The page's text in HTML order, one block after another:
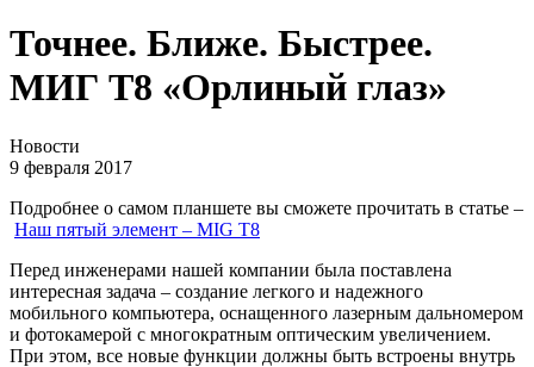
Точнее. Ближе. Быстрее.
МИГ Т8 «Орлиный глаз»
Новости
9 февраля 2017
Подробнее о самом планшете вы сможете прочитать в статье –
Наш пятый элемент – MIG T8
Перед инженерами нашей компании была поставлена
интересная задача – создание легкого и надежного
мобильного компьютера, оснащенного лазерным дальномером
и фотокамерой с многократным оптическим увеличением.
При этом, все новые функции должны быть встроены внутрь